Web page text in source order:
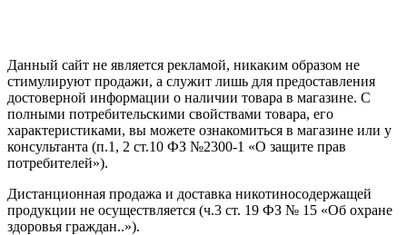
Данный сайт не является рекламой, никаким образом не
стимулируют продажи, а служит лишь для предоставления
достоверной информации о наличии товара в магазине. С
полными потребительскими свойствами товара, его
характеристиками, вы можете ознакомиться в магазине или у
консультанта (п.1, 2 ст.10 ФЗ №2300-1 «О защите прав
потребителей»).
Дистанционная продажа и доставка никотиносодержащей
продукции не осуществляется (ч.3 ст. 19 ФЗ № 15 «Об охране
здоровья граждан..»).